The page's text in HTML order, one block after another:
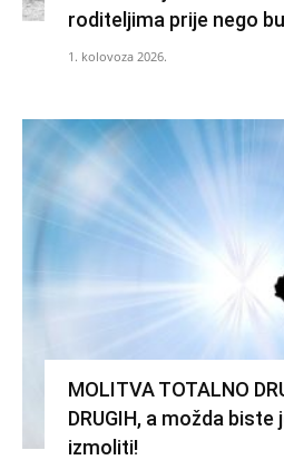
roditeljima prije nego
1. kolovoza 2026.
MOLITVA TOTALNO
DRUGIH, a možda
izmoliti!